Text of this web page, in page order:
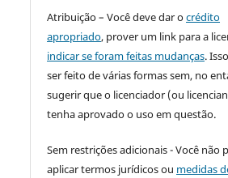
Atribuição – Você deve dar ocrédito
apropriado, prover um link para a
indicar se foram feitas mudanças.
ser feito de várias formas sem, no
sugerir que o licenciador (ou
tenha aprovado o uso em questão.
Sem restrições adicionais - Você não
aplicar termos jurídicos ou medidas